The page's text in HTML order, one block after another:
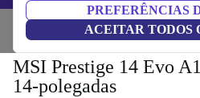
PREFERÊNCIAS
ACEITAR TODOS
Início Computadores portáteis
MSI Prestige 14 Evo
14-polegadas